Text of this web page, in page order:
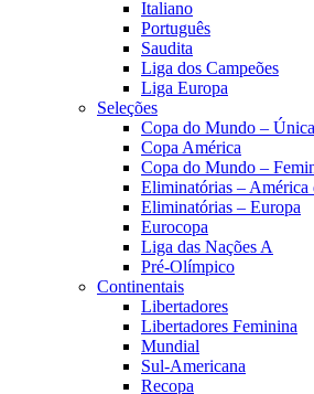
Italiano
Português
Saudita
Liga dos Campeões
Liga Europa
Seleções
Copa do Mundo – Única
Copa América
Copa do Mundo –
Eliminatórias – América
Eliminatórias – Europa
Eurocopa
Liga das Nações A
Pré-Olímpico
Continentais
Libertadores
Libertadores Feminina
Mundial
Sul-Americana
Recopa